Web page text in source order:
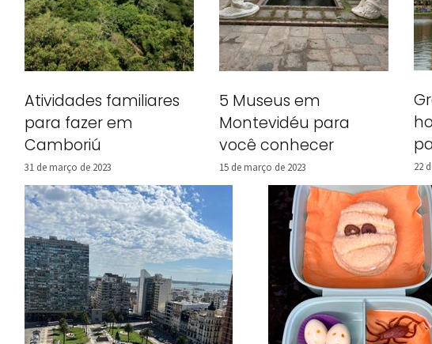
Atividades familiares
para fazer em
Camboriú
31 de março de 2023
5 Museus em
Montevidéu para
você conhecer
15 de março de 2023 22